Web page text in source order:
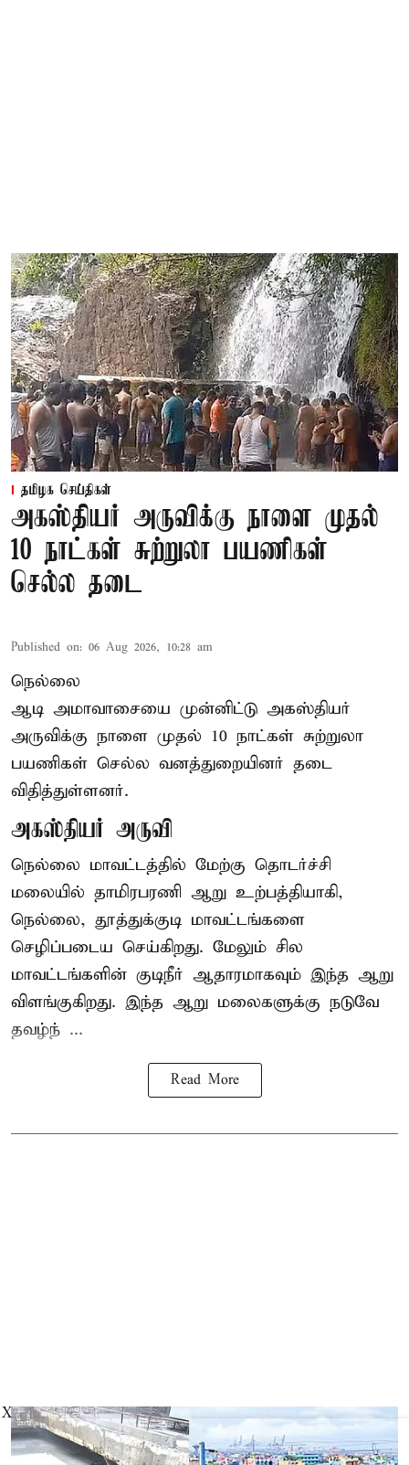
தமிழக செய்திகள்
அகஸ்தியர் அருவிக்கு நாளை முதல்
10 நாட்கள் சுற்றுலா பயணிகள்
செல்ல தடை
Published on: 06 Aug 2026, 10:28 am
நெல்லை
ஆடி அமாவாசையை முன்னிட்டு அகஸ்தியர்
அருவிக்கு நாளை முதல் 10 நாட்கள் சுற்றுலா
பயணிகள் செல்ல வனத்துறையினர் தடை
விதித்துள்ளனர்.
அகஸ்தியர் அருவி
நெல்லை மாவட்டத்தில் மேற்கு தொடர்ச்சி
மலையில் தாமிரபரணி ஆறு உற்பத்தியாகி,
நெல்லை, தூத்துக்குடி மாவட்டங்களை
செழிப்படைய செய்கிறது. மேலும் சில
மாவட்டங்களின் குடிநீர் ஆதாரமாகவும் இந்த ஆறு
விளங்குகிறது. இந்த ஆறு மலைகளுக்கு நடுவே
தவழ்ந் ...
Read More
X